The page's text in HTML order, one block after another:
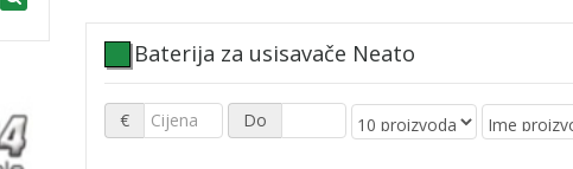
Baterija za usisavače Neato
€ Do